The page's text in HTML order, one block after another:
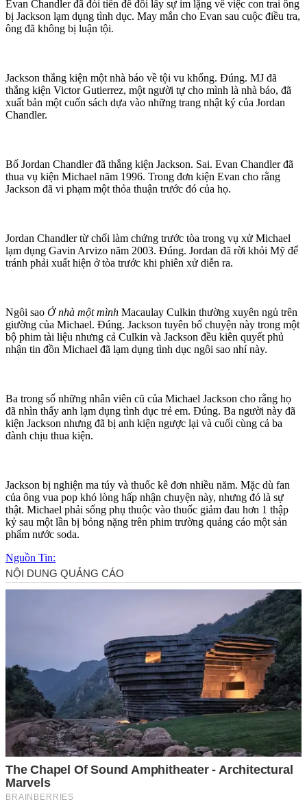
Evan Chandler đã đòi tiền để đổi lấy sự im lặng về việc con trai ông
bị Jackson lạ‌m dụn‌g tìn‌ּh dụ‌ּc. May mắn cho Evan sau cuộc điều tra,
ông đã không bị luận tội.
Jackson thắng kiện một nhà báo về tội vu khống. Đúng. MJ đã
thắng kiện Victor Gutierrez, một người tự cho mình là nhà báo, đã
xuất bản một cuốn sách dựa vào những trang nhật ký của Jordan
Chandler.
Bố Jordan Chandler đã thắng kiện Jackson. Sai. Evan Chandler đã
thua vụ kiện Michael năm 1996. Trong đơn kiện Evan cho rằng
Jackson đã vi phạm một thỏa thuận trước đó của họ.
Jordan Chandler từ chối làm chứng trước tòa trong vụ xử Michael
lạ‌m dụn‌g Gavin Arvizo năm 2003. Đúng. Jordan đã rời khỏi Mỹ để
tránh phải xuất hiện ở tòa trước khi phiên xử diễn ra.
Ngôi sao Ở nhà một mình Macaulay Culkin thường xuyên ngủ trên
giường của Michael. Đúng. Jackson tuyên bố chuyện này trong một
bộ phim tài liệu nhưng cả Culkin và Jackson đều kiên quyết phủ
nhận tin đồn Michael đã lạ‌m dụn‌g tìn‌ּh dụ‌ּc ngôi sao nhí này.
Ba trong số những nhân viên cũ của Michael Jackson cho rằng họ
đã nhìn thấy anh lạ‌m dụn‌g tìn‌ּh dụ‌ּc trẻ em. Đúng. Ba người này đã
kiện Jackson nhưng đã bị anh kiện ngược lại và cuối cùng cả ba
đành chịu thua kiện.
Jackson bị nghiện m‌a tú‌y và thuốc kê đơn nhiều năm. Mặc dù fan
của ông vua pop khó lòng hấp nhận chuyện này, nhưng đó là sự
thật. Michael phải sống phụ thuộc vào thuốc giảm đau hơn 1 thập
kỷ sau một lần bị bỏng nặng trên phim trường quảng cáo một sản
phẩm nước soda.
Nguồn Tin: